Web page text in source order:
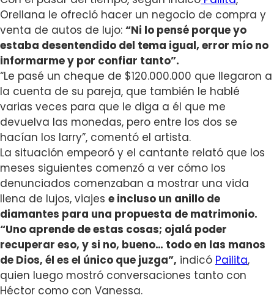
Orellana le ofreció hacer un negocio de compra y
venta de autos de lujo: “Ni lo pensé porque yo
estaba desentendido del tema igual, error mío no
informarme y por confiar tanto”.
“Le pasé un cheque de $120.000.000 que llegaron a
la cuenta de su pareja, que también le hablé
varias veces para que le diga a él que me
devuelva las monedas, pero entre los dos se
hacían los larry”, comentó el artista.
La situación empeoró y el cantante relató que los
meses siguientes comenzó a ver cómo los
denunciados comenzaban a mostrar una vida
llena de lujos, viajes e incluso un anillo de
diamantes para una propuesta de matrimonio.
“Uno aprende de estas cosas; ojalá poder
recuperar eso, y si no, bueno… todo en las manos
de Dios, él es el único que juzga”, indicó Pailita,
quien luego mostró conversaciones tanto con
Héctor como con Vanessa.